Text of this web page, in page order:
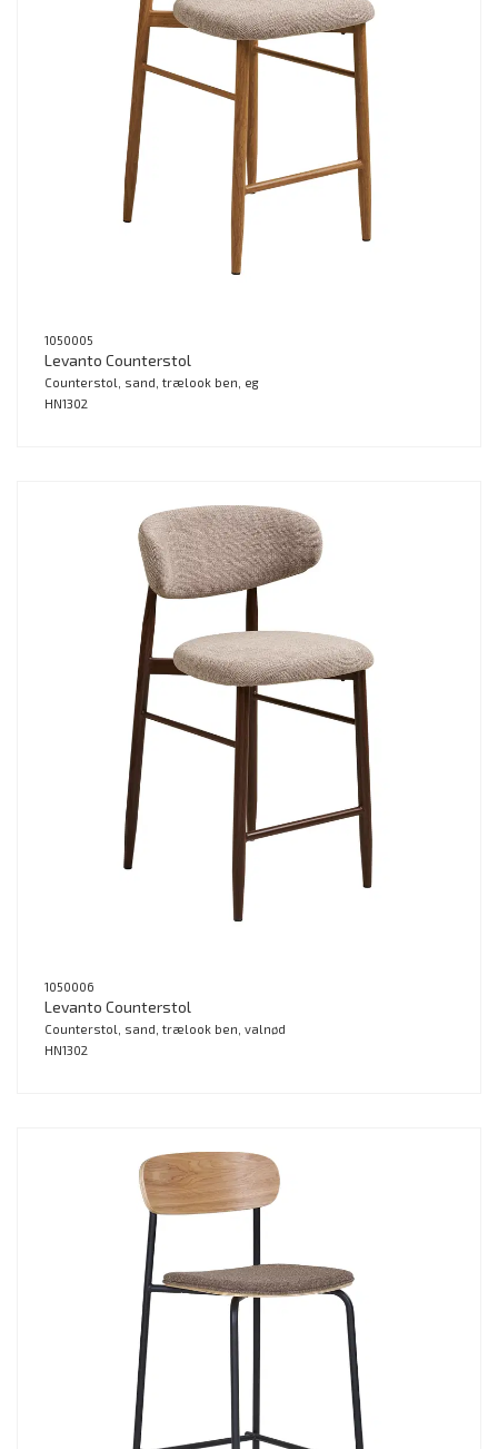
1050005
Levanto Counterstol
Counterstol, sand, trælook ben, eg
HN1302
1050006
Levanto Counterstol
Counterstol, sand, trælook ben, valnød
HN1302